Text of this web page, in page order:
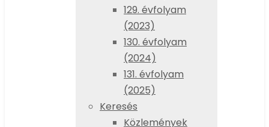
129. évfolyam
(2023)
130. évfolyam
(2024)
131. évfolyam
(2025)
Keresés
Közlemények